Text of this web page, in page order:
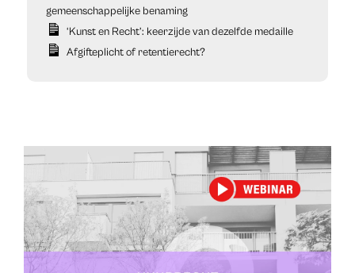
gemeenschappelijke benaming
‘Kunst en Recht’: keerzijde van dezelfde medaille
Afgifteplicht of retentierecht?